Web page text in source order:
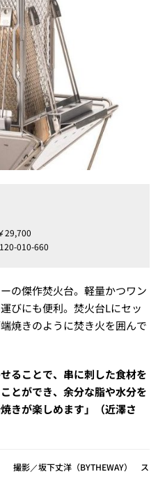
29,700
010-660
の傑作焚火台。軽量かつワン
びにも便利。焚火台Lにセッ
焼きのように焚き火を囲んで
ることで、串に刺した食材を
とができ、余分な脂や水分を
きが楽しめます」（近澤さ
撮影／坂下丈洋（BYTHEWAY） ス